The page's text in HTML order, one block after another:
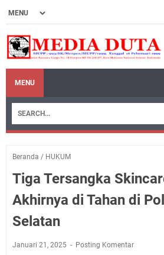
MENU
Beranda / HUKUM
Tiga Tersangka
Akhirnya di Tahan di
Selatan
Januari 21, 2025 Posting Komentar